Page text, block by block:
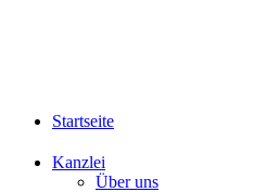
Startseite
Kanzlei
Über uns